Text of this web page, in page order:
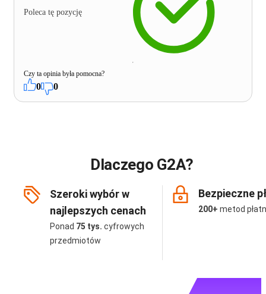
Poleca tę pozycję
Czy ta opinia była pomocna?
0 0
Dlaczego G2A?
Szeroki wybór w
najlepszych cenach
Ponad 75 tys. cyfrowych
przedmiotów
Bezpieczne
200+ metod